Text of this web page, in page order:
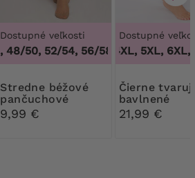
Dostupné veľkosti
48/50, 52/54, 56/58, 60/62,44/46,
Stredne béžové
pančuchové
nohavice 30 DEN
Ribessa
9,99 €
Dostupné
3XL, 4XL, 5XL, 6XL,
Čierne tvarujúce
bavlnené
nohavičky s
21,99 €